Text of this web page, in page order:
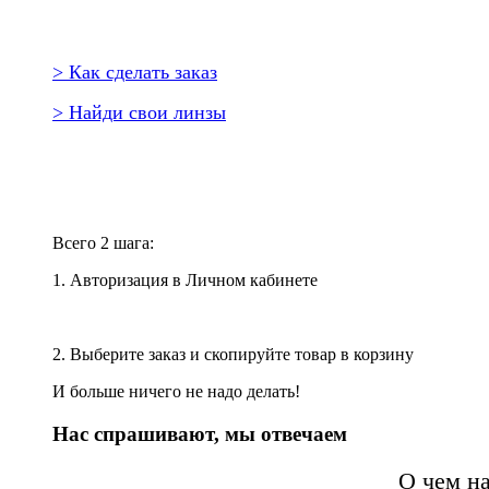
> Как сделать заказ
> Найди свои линзы
Всего 2 шага:
1. Авторизация в Личном кабинете
2. Выберите заказ и скопируйте товар в корзину
И больше ничего не надо делать!
Нас спрашивают, мы отвечаем
О чем